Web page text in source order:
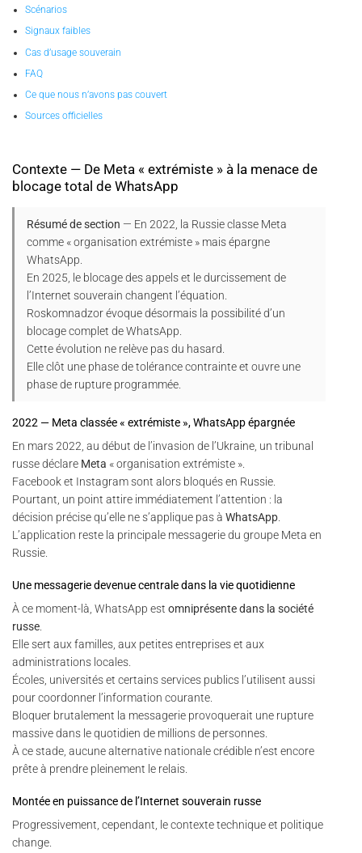
Scénarios
Signaux faibles
Cas d’usage souverain
FAQ
Ce que nous n’avons pas couvert
Sources officielles
Contexte — De Meta « extrémiste » à la menace de
blocage total de WhatsApp
Résumé de section — En 2022, la Russie classe Meta
comme « organisation extrémiste » mais épargne
WhatsApp.
En 2025, le blocage des appels et le durcissement de
l’Internet souverain changent l’équation.
Roskomnadzor évoque désormais la possibilité d’un
blocage complet de WhatsApp.
Cette évolution ne relève pas du hasard.
Elle clôt une phase de tolérance contrainte et ouvre une
phase de rupture programmée.
2022 — Meta classée « extrémiste », WhatsApp épargnée
En mars 2022, au début de l’invasion de l’Ukraine, un tribunal
russe déclare Meta « organisation extrémiste ».
Facebook et Instagram sont alors bloqués en Russie.
Pourtant, un point attire immédiatement l’attention : la
décision précise qu’elle ne s’applique pas à WhatsApp
L’application reste la principale messagerie du groupe Meta en
Russie.
Une messagerie devenue centrale dans la vie quotidienne
À ce moment-là, WhatsApp est omniprésente dans la société
russe
Elle sert aux familles, aux petites entreprises et aux
administrations locales.
Écoles, universités et certains services publics l’utilisent aussi
pour coordonner l’information courante.
Bloquer brutalement la messagerie provoquerait une rupture
massive dans le quotidien de millions de personnes.
À ce stade, aucune alternative nationale crédible n’est encore
prête à prendre pleinement le relais.
Montée en puissance de l’Internet souverain russe
Progressivement, cependant, le contexte technique et politique
change.